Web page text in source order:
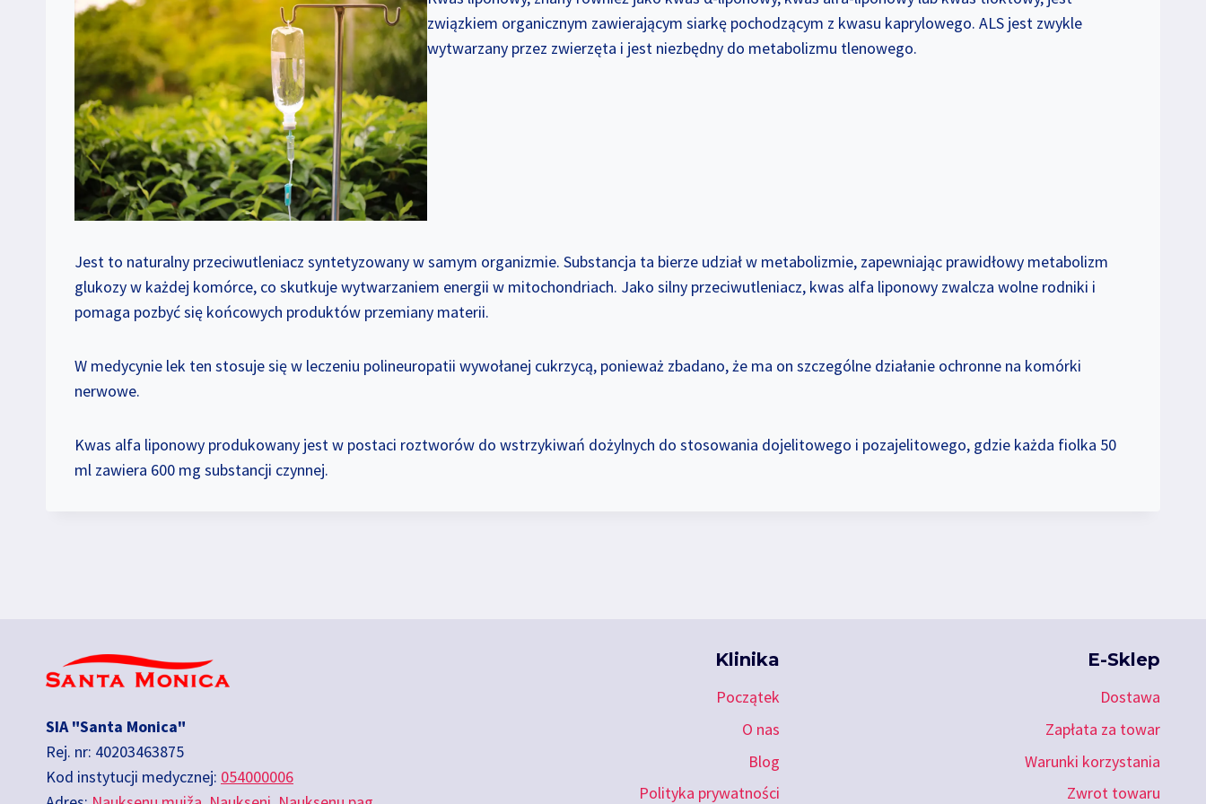
związkiem organicznym zawierającym siarkę pochodzącym z kwasu kaprylowego. ALS jest zwykle
wytwarzany przez zwierzęta i jest niezbędny do metabolizmu tlenowego.
Jest to naturalny przeciwutleniacz syntetyzowany w samym organizmie. Substancja ta bierze udział w metabolizmie, zapewniając prawidłowy metabolizm
glukozy w każdej komórce, co skutkuje wytwarzaniem energii w mitochondriach. Jako silny przeciwutleniacz, kwas alfa liponowy zwalcza wolne rodniki i
pomaga pozbyć się końcowych produktów przemiany materii.
W medycynie lek ten stosuje się w leczeniu polineuropatii wywołanej cukrzycą, ponieważ zbadano, że ma on szczególne działanie ochronne na komórki
nerwowe.
Kwas alfa liponowy produkowany jest w postaci roztworów do wstrzykiwań dożylnych do stosowania dojelitowego i pozajelitowego, gdzie każda fiolka 50
ml zawiera 600 mg substancji czynnej.
SIA "Santa Monica"
Rej. nr: 40203463875
Kod instytucji medycznej: 054000006
Klinika
Początek
O nas
Blog
Polityka prywatności
E-Sklep
Dostawa
Zapłata za towar
Warunki korzystania
Zwrot towaru